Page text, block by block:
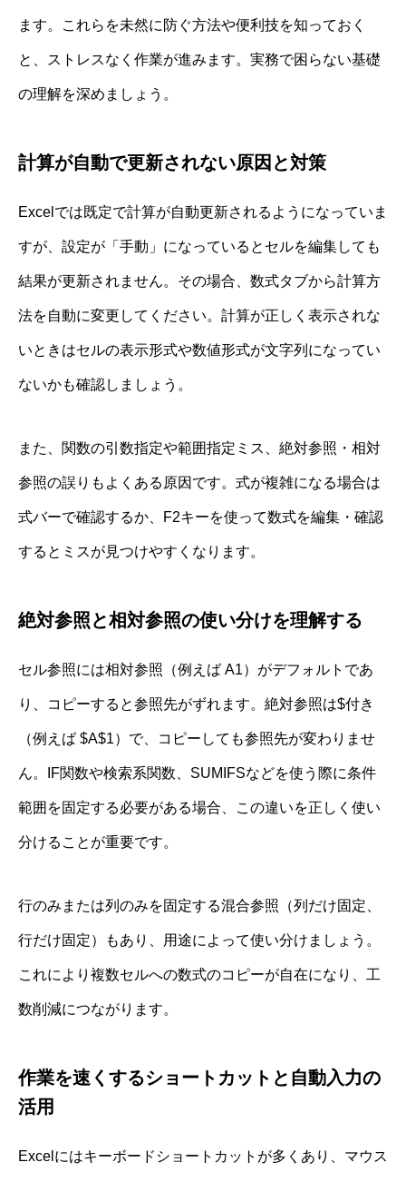
ます。これらを未然に防ぐ方法や便利技を知っておく
と、ストレスなく作業が進みます。実務で困らない基礎
の理解を深めましょう。
計算が自動で更新されない原因と対策
Excelでは既定で計算が自動更新されるようになっていま
すが、設定が「手動」になっているとセルを編集しても
結果が更新されません。その場合、数式タブから計算方
法を自動に変更してください。計算が正しく表示されな
いときはセルの表示形式や数値形式が文字列になってい
ないかも確認しましょう。
また、関数の引数指定や範囲指定ミス、絶対参照・相対
参照の誤りもよくある原因です。式が複雑になる場合は
式バーで確認するか、F2キーを使って数式を編集・確認
するとミスが見つけやすくなります。
絶対参照と相対参照の使い分けを理解する
セル参照には相対参照（例えば A1）がデフォルトであ
り、コピーすると参照先がずれます。絶対参照は$付き
（例えば $A$1）で、コピーしても参照先が変わりませ
ん。IF関数や検索系関数、SUMIFSなどを使う際に条件
範囲を固定する必要がある場合、この違いを正しく使い
分けることが重要です。
行のみまたは列のみを固定する混合参照（列だけ固定、
行だけ固定）もあり、用途によって使い分けましょう。
これにより複数セルへの数式のコピーが自在になり、工
数削減につながります。
作業を速くするショートカットと自動入力の
活用
Excelにはキーボードショートカットが多くあり、マウス